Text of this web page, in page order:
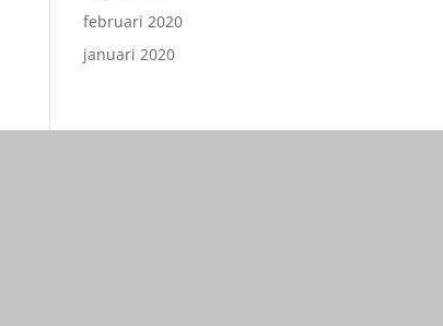
februari 2020
januari 2020